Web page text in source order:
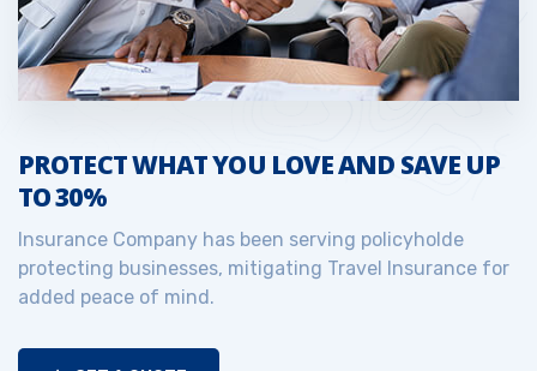
PROTECT WHAT YOU LOVE AND SAVE UP
TO 30%
Insurance Company has been serving policyholde
protecting businesses, mitigating Travel Insurance for
added peace of mind.